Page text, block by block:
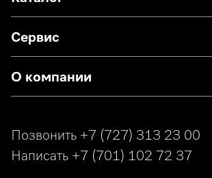
Сервис
О компании
Позвонить +7 (727) 313 23 00
Написать +7 (701) 102 72 37